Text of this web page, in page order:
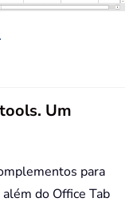
Um
para
do Office Tab